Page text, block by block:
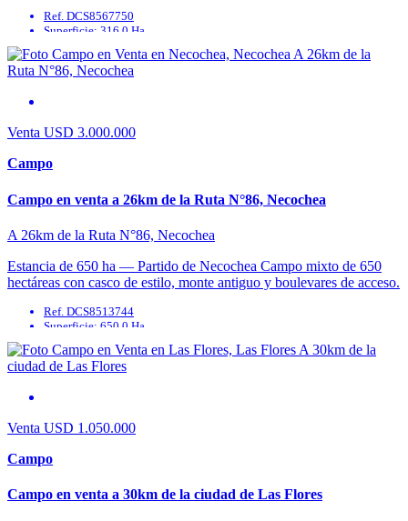
Ref. DCS8567750
Superficie: 316.0 Ha
Agua Potable: No
Cable: No
Venta USD 3.000.000
Campo
Campo en venta a 26km de la Ruta N°86, Necochea
A 26km de la Ruta N°86, Necochea
Estancia de 650 ha — Partido de Necochea Campo mixto de 650
hectáreas con casco de estilo, monte antiguo y boulevares de acceso.
Ref. DCS8513744
Superficie: 650.0 Ha
Agua Potable: No
Cable: No
Venta USD 1.050.000
Campo
Campo en venta a 30km de la ciudad de Las Flores